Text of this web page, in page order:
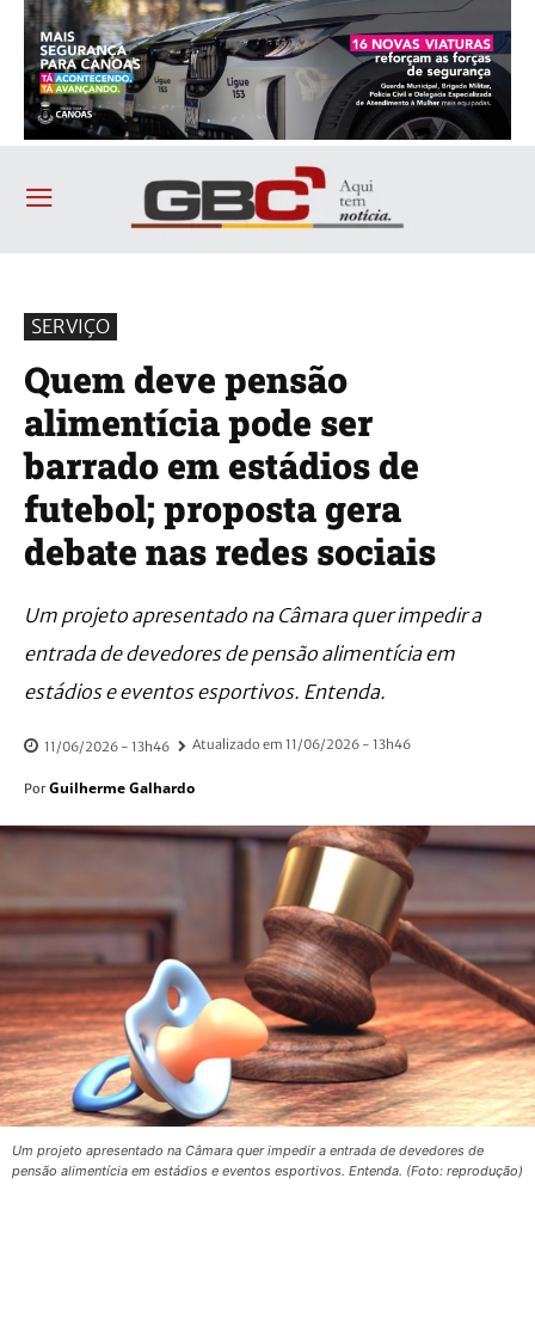
SERVIÇO
Quem deve pensão
alimentícia pode ser
barrado em estádios de
futebol; proposta gera
debate nas redes sociais
Um projeto apresentado na Câmara quer impedir a
entrada de devedores de pensão alimentícia em
estádios e eventos esportivos. Entenda.
11/06/2026 - 13h46 Atualizado em 11/06/2026 - 13h46
Por Guilherme Galhardo
Um projeto apresentado na Câmara quer impedir a entrada de devedores de
pensão alimentícia em estádios e eventos esportivos. Entenda. (Foto: reprodução)